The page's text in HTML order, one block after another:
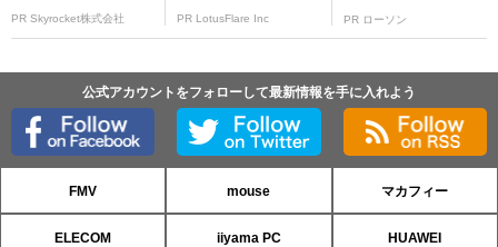
PR Skyrocket株式会社 PR LotusFlare Inc PR ローソン
公式アカウントをフォローして最新情報を手に入れよう
FMV mouse マカフィー
ELECOM iiyama PC HUAWEI